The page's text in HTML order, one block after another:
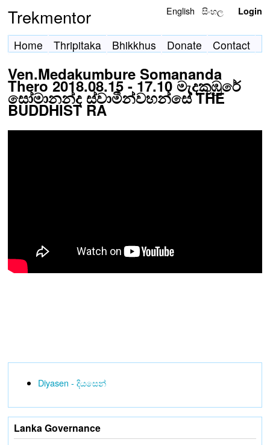
Trekmentor English සිංහල Login
Home Thripitaka Bhikkhus Donate Contact
Ven.Medakumbure Somananda
Thero 2018.08.15 - 17.10 මැදකුඹුරේ
සෝමානන්ද ස්වාමීන්වහන්සේ THE
BUDDHIST RA
Diyasen - දියසෙන්
Lanka Governance